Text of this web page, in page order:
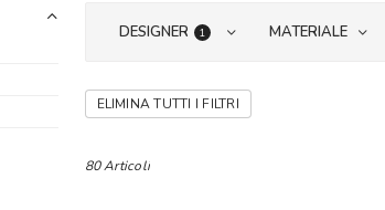
DESIGNER 1 MATERIALE
ELIMINA TUTTI I FILTRI
80 Articoli